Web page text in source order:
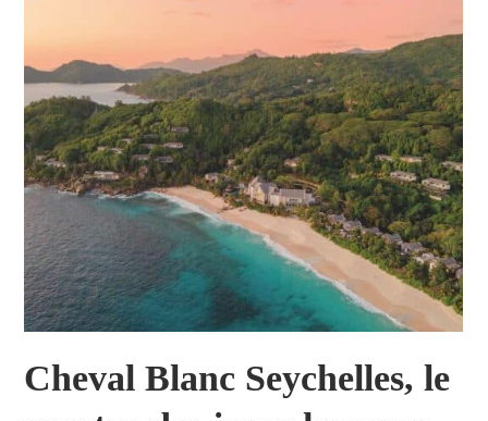
Cheval Blanc Seychelles, le